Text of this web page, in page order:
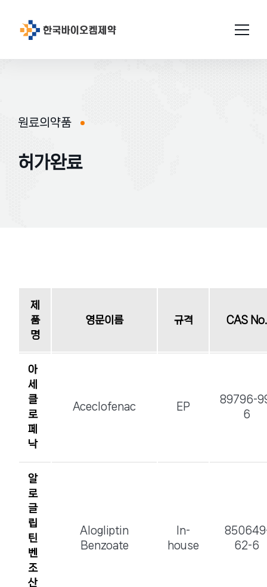
개발중
사내갤러리
홍보동영상
회사공고
원료의약품
허가완료
제
품
명
영문이름 규격 CAS No.
아
세
클
로
페
낙
Aceclofenac EP
89796-
6
알
로
글
립
틴
벤
조
산
Alogliptin
Benzoate
In-
house
62-6